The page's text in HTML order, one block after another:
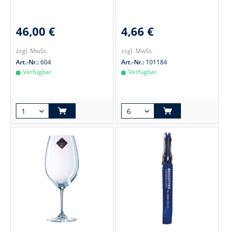
46,00 €
zzgl. MwSt.
Art.-Nr.:604
Verfügbar
4,66 €
zzgl. MwSt.
Art.-Nr.: 101184
Verfügbar